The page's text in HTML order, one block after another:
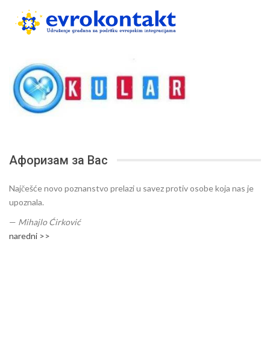
Афоризам за Вас
Najčešće novo poznanstvo prelazi u savez protiv osobe koja nas je
upoznala.
— Mihajlo Ćirković
naredni >>